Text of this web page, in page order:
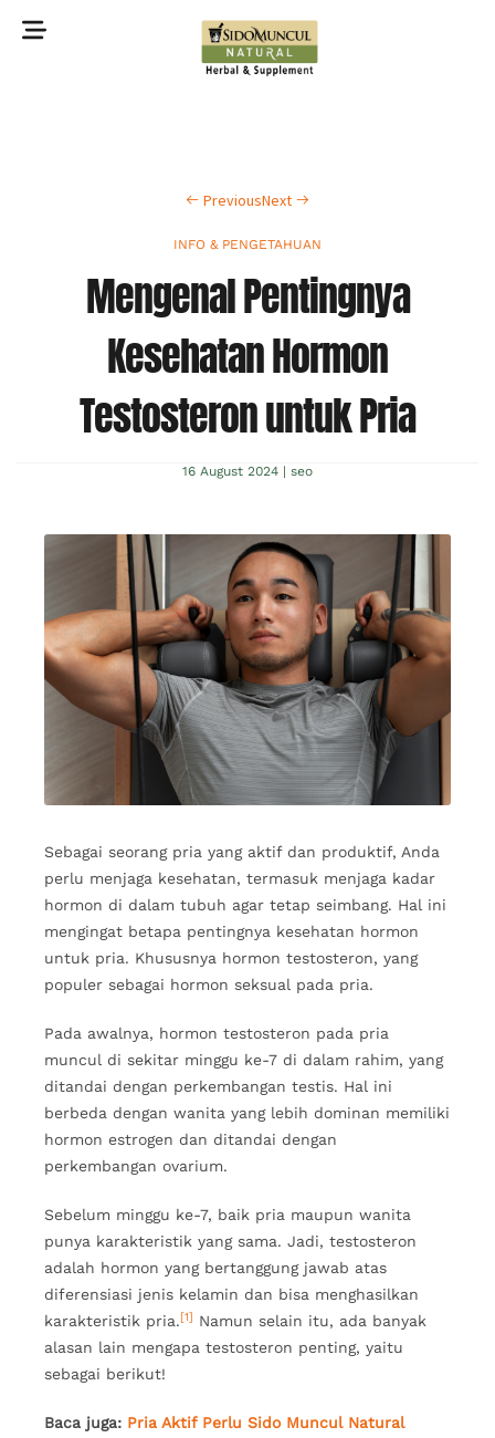
PreviousNext
INFO & PENGETAHUAN
Mengenal Pentingnya
Kesehatan Hormon
Testosteron untuk Pria
16 August 2024 | seo
Sebagai seorang pria yang aktif dan produktif, Anda
perlu menjaga kesehatan, termasuk menjaga kadar
hormon di dalam tubuh agar tetap seimbang. Hal ini
mengingat betapa pentingnya kesehatan hormon
untuk pria. Khususnya hormon testosteron, yang
populer sebagai hormon seksual pada pria.
Pada awalnya, hormon testosteron pada pria
muncul di sekitar minggu ke-7 di dalam rahim, yang
ditandai dengan perkembangan testis. Hal ini
berbeda dengan wanita yang lebih dominan memiliki
hormon estrogen dan ditandai dengan
perkembangan ovarium.
Sebelum minggu ke-7, baik pria maupun wanita
punya karakteristik yang sama. Jadi, testosteron
adalah hormon yang bertanggung jawab atas
diferensiasi jenis kelamin dan bisa menghasilkan
karakteristik pria.[1] Namun selain itu, ada banyak
alasan lain mengapa testosteron penting, yaitu
sebagai berikut!
Baca juga: Pria Aktif Perlu Sido Muncul Natural